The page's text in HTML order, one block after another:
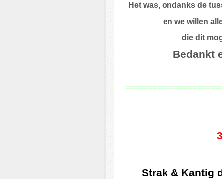
Het was, ondanks de
enwe willen
die dit
Bedankt
Strak & Kantig